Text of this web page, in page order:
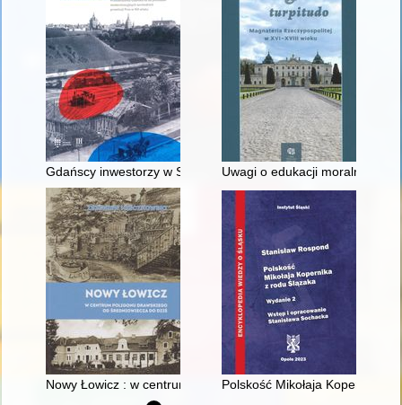
Gdańscy inwestorzy w Sopocie : prestiż finansowy i
Uwagi o edukacji moralnej
Nowy Łowicz : w centrum poligonu drawskiego od
Polskość Mikołaja Kopernika z